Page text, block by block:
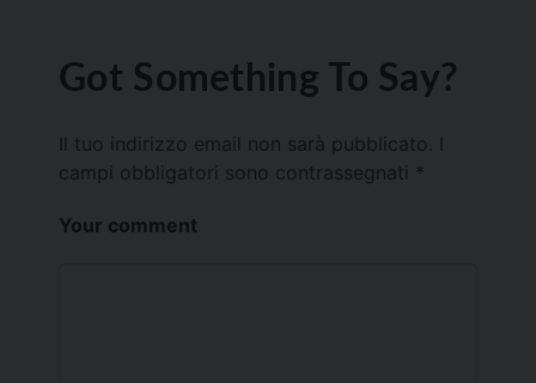
Got Something To Say?
Il tuo indirizzo email non sarà pubblicato.
campi obbligatori sono contrassegnati *
Your comment